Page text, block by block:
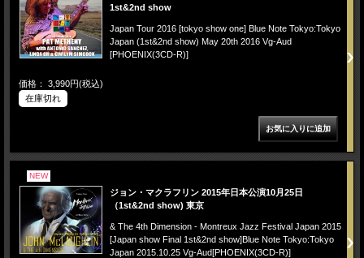
1st&2nd show
Japan Tour 2016 [tokyo show one] Blue Note Tokyo:Tokyo
Japan (1st&2nd show) May 20th 2016 Vg-Aud
[PHOENIX(3CD-R)]
価格： 3,990円(税込)
在庫切れ
NEW
ジョン・マクラフリン 2015年日本公演10月25日
（1st&2nd show) 東京
& The 4th Dimension - Montreux Jazz Festival Japan 2015
[Japan show Final 1st&2nd show]Blue Note Tokyo:Tokyo
Japan 2015.10.25 Vg-Aud[PHOENIX(3CD-R)]